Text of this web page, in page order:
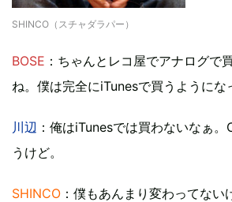
SHINCO（スチャダラパー）
BOSE ：ちゃんとレコ屋でアナログで
ね。僕は完全にiTunesで買うようにな
川辺 ：俺はiTunesでは買わないなぁ
うけど。
SHINCO ：僕もあんまり変わってない